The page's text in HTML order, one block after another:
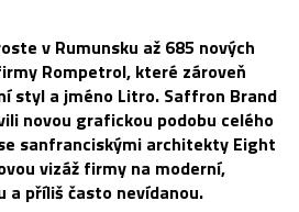
v Rumunsku až 685 nových
Rompetrol, které zároveň
styl a jméno Litro. Saffron Brand
novou grafickou podobu celého
sanfranciskými architekty Eight
vizáž firmy na moderní,
příliš často nevídanou.